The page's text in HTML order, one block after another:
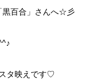
黒百合」さんへ☆彡
タ映えです♡